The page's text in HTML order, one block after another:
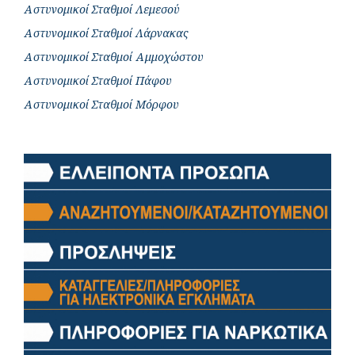
Αστυνομικοί Σταθμοί Λεμεσού
Αστυνομικοί Σταθμοί Λάρνακας
Αστυνομικοί Σταθμοί Αμμοχώστου
Αστυνομικοί Σταθμοί Πάφου
Αστυνομικοί Σταθμοί Μόρφου